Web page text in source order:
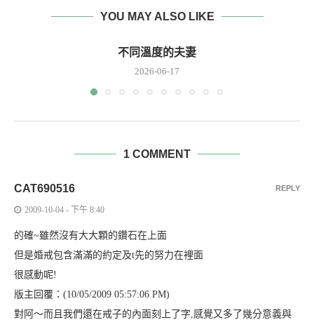
YOU MAY ALSO LIKE
不同溫度的夫妻
2026-06-17
1 COMMENT
CAT690516
2009-10-04 - 下午 8:40
的確~雖然沒有大大顆的鑽石在上面
但是婚戒包含滿滿的約定及t先的努力在裡面
很感動呢!
版主回覆：(10/05/2009 05:57:06 PM)
對阿～而且我們還在戒子的內面刻上了字,感覺又多了幾分意義與
REPLY